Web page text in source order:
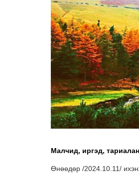
Малчид, иргэд,
Өнөөдөр /2024.10.11/